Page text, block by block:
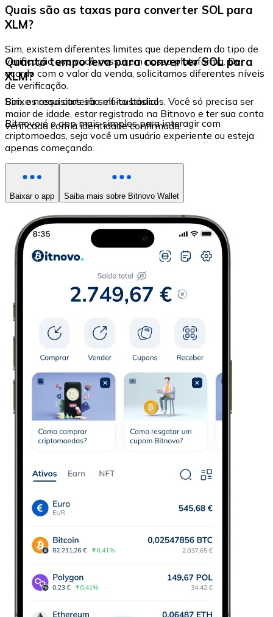
Quais são as taxas para converter SOL para
XLM?
Sim, existem diferentes limites que dependem do tipo de
verificação que você possui em nossa plataforma. De
acordo com o valor da venda, solicitamos diferentes níveis
de verificação.
Quanto tempo leva para converter SOL para
XLM?
Sim, os requisitos são muito básicos. Você só precisa ser
maior de idade, estar registrado na Bitnovo e ter sua conta
verificada com a identidade confirmada.
Baixe nossa carteira self-custodial
Bitnovo é o app mais simples para interagir com
criptomoedas, seja você um usuário experiente ou esteja
apenas começando.
Baixar o app Saiba mais sobre Bitnovo Wallet